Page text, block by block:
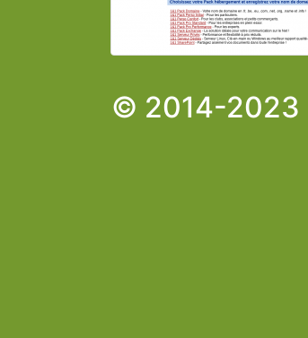
© 2014-2023 |